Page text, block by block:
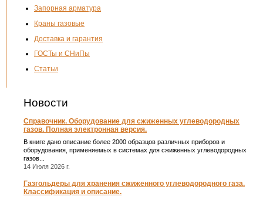
Запорная арматура
Краны газовые
Доставка и гарантия
ГОСТы и СНиПы
Статьи
Новости
Справочник. Оборудование для сжиженных углеводородных
газов. Полная электронная версия.
В книге дано описание более 2000 образцов различных приборов и
оборудования, применяемых в системах для сжиженных углеводородных
газов...
14 Июля 2026 г.
Газгольдеры для хранения сжиженного углеводородного газа.
Классификация и описание.